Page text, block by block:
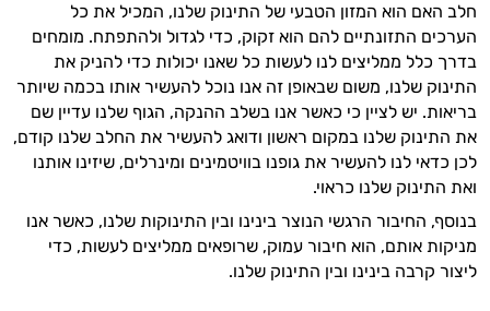
חלב האם הוא המזון הטבעי של התינוק שלנו, המכיל את כל
הערכים התזונתיים להם הוא זקוק, כדי לגדול ולהתפתח. מומחים
בדרך כלל ממליצים לנו לעשות כל שאנו יכולות כדי להניק את
התינוק שלנו, משום שבאופן זה אנו נוכל להעשיר אותו בכמה שיותר
בריאות. יש לציין כי כאשר אנו בשלב ההנקה, הגוף שלנו עדיין שם
את התינוק שלנו במקום ראשון ודואג להעשיר את החלב שלנו קודם,
לכן כדאי לנו להעשיר את גופנו בוויטמינים ומינרלים, שיזינו אותנו
ואת התינוק שלנו כראוי.
בנוסף, החיבור הרגשי הנוצר בינינו ובין התינוקות שלנו, כאשר אנו
מניקות אותם, הוא חיבור עמוק, שרופאים ממליצים לעשות, כדי
ליצור קרבה בינינו ובין התינוק שלנו.
וספרות מקצועית בתחומי הרפואה הטבעית
ותזונת הספורט.
אני כאן כדי לעזור לך להתאים את תוספי
התזונה ומוצרי הבריאות המדויקים למטרות
ולמצב הגופני שלך, ולהסביר לך אילו רכיבים
עובדים יחד כדי למקסם תוצאות גם בחיי היום
יום וגם בתחום הכושר והספורט.
המטרה שלי היא להתאים עבורך המלצות
אישיות מבוססות מדעית.